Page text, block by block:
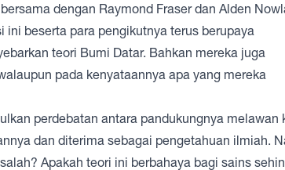
bersama dengan Raymond Fraserdan Alden
beserta para pengikutnya terus berupaya
teori Bumi Datar. Bahkan mereka juga
pada kenyataannya apa yang mereka
perdebatan antara pandukungnya melawan
dan diterima sebagai pengetahuan ilmiah.
Apakah teori ini berbahaya bagi sains